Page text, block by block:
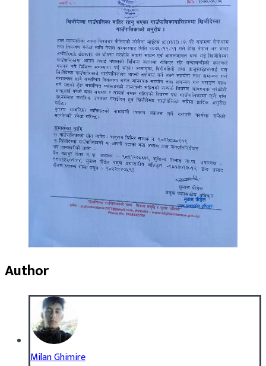
Author
Milan Ghimire